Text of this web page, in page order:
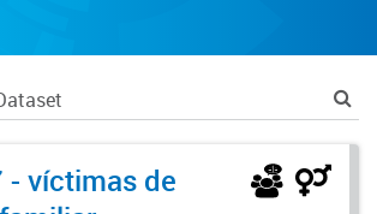
- víctimas de